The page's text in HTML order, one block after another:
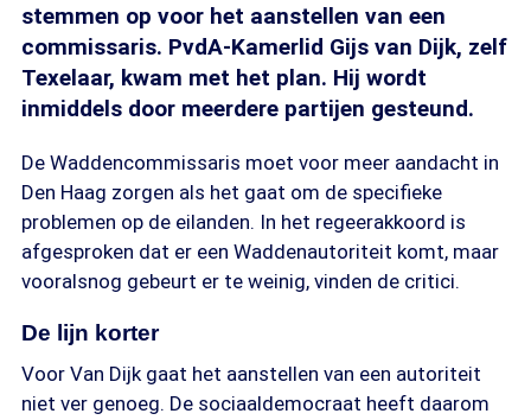
stemmen op voor het aanstellen van een
commissaris. PvdA-Kamerlid Gijs van Dijk, zelf
Texelaar, kwam met het plan. Hij wordt
inmiddels door meerdere partijen gesteund.
De Waddencommissaris moet voor meer aandacht in
Den Haag zorgen als het gaat om de specifieke
problemen op de eilanden. In het regeerakkoord is
afgesproken dat er een Waddenautoriteit komt, maar
vooralsnog gebeurt er te weinig, vinden de critici.
De lijn korter
Voor Van Dijk gaat het aanstellen van een autoriteit
niet ver genoeg. De sociaaldemocraat heeft daarom